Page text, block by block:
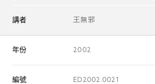
講者 王無邪
年份 2002
編號 ED2002.0021